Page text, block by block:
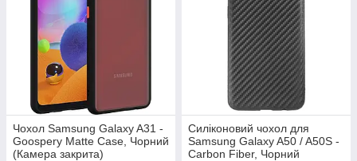
Чохол Samsung Galaxy A31 -
Goospery Matte Case, Чорний
(Камера закрита)
Силіконовий чохол для
Samsung Galaxy A50 / A50S -
Carbon Fiber, Чорний